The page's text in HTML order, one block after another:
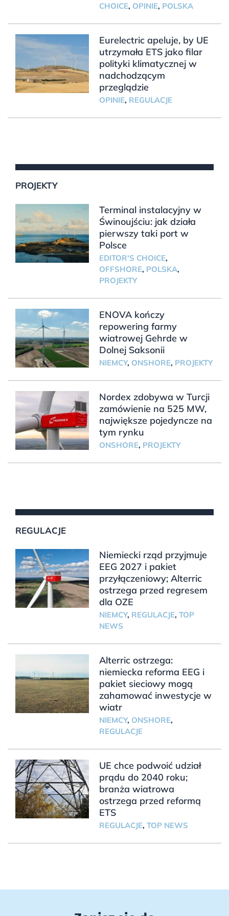
CHOICE, OPINIE, POLSKA
Eurelectric apeluje, by UE
utrzymała ETS jako filar
polityki klimatycznej w
nadchodzącym
przeglądzie
OPINIE, REGULACJE
PROJEKTY
Terminal instalacyjny w
Świnoujściu: jak działa
pierwszy taki port w
Polsce
EDITOR'S CHOICE,
OFFSHORE, POLSKA,
PROJEKTY
ENOVA kończy
repowering farmy
wiatrowej Gehrde w
Dolnej Saksonii
NIEMCY, ONSHORE, PROJEKTY
Nordex zdobywa w Turcji
zamówienie na 525 MW,
największe pojedyncze na
tym rynku
ONSHORE, PROJEKTY
REGULACJE
Niemiecki rząd przyjmuje
EEG 2027 i pakiet
przyłączeniowy; Alterric
ostrzega przed regresem
dla OZE
NIEMCY, REGULACJE, TOP
NEWS
Alterric ostrzega:
niemiecka reforma EEG i
pakiet sieciowy mogą
zahamować inwestycje w
wiatr
NIEMCY, ONSHORE,
REGULACJE
UE chce podwoić udział
prądu do 2040 roku;
branża wiatrowa
ostrzega przed reformą
ETS
REGULACJE, TOP NEWS